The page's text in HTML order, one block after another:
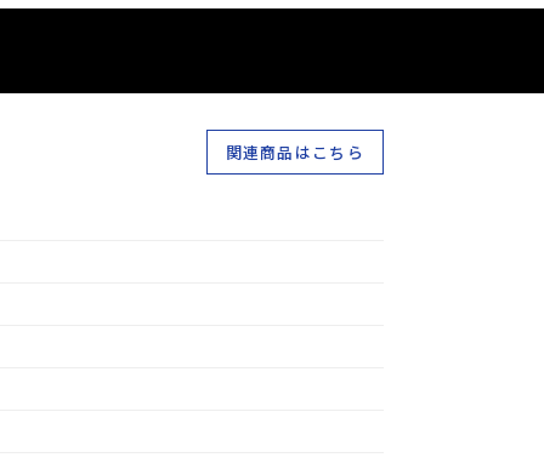
関連商品はこちら